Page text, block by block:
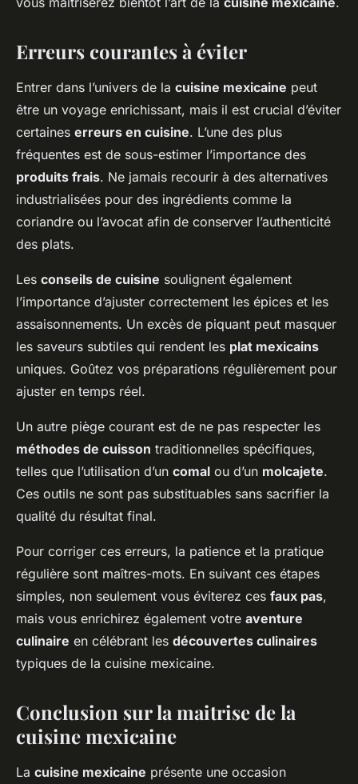
Erreurs courantes à éviter
Entrer dans l’univers de la cuisine mexicaine peut
être un voyage enrichissant, mais il est crucial d’éviter
certaines erreurs en cuisine. L’une des plus
fréquentes est de sous-estimer l’importance des
produits frais. Ne jamais recourir à des alternatives
industrialisées pour des ingrédients comme la
coriandre ou l’avocat afin de conserver l’authenticité
des plats.
Les conseils de cuisine soulignent également
l’importance d’ajuster correctement les épices et les
assaisonnements. Un excès de piquant peut masquer
les saveurs subtiles qui rendent les plat mexicains
uniques. Goûtez vos préparations régulièrement pour
ajuster en temps réel.
Un autre piège courant est de ne pas respecter les
méthodes de cuisson traditionnelles spécifiques,
telles que l’utilisation d’un comal ou d’un molcajete.
Ces outils ne sont pas substituables sans sacrifier la
qualité du résultat final.
Pour corriger ces erreurs, la patience et la pratique
régulière sont maîtres-mots. En suivant ces étapes
simples, non seulement vous éviterez ces faux pas,
mais vous enrichirez également votre aventure
culinaire en célébrant les découvertes culinaires
typiques de la cuisine mexicaine.
Conclusion sur la maitrise de la
cuisine mexicaine
La cuisine mexicaine présente une occasion